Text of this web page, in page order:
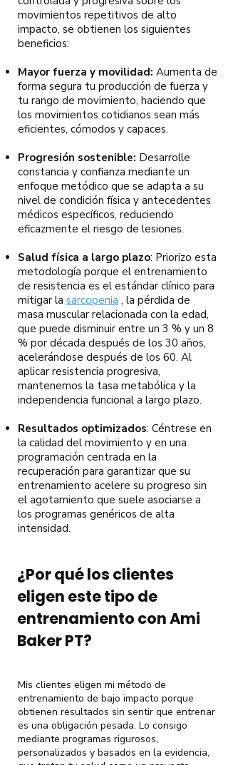
movimientos repetitivos de alto
impacto, se obtienen los siguientes
beneficios:
Mayor fuerza y movilidad: Aumenta de
forma segura tu producción de fuerza y
tu rango de movimiento, haciendo que
los movimientos cotidianos sean más
eficientes, cómodos y capaces.
Progresión sostenible: Desarrolle
constancia y confianza mediante un
enfoque metódico que se adapta a su
nivel de condición física y antecedentes
médicos específicos, reduciendo
eficazmente el riesgo de lesiones.
Salud física a largo plazo: Priorizo esta
metodología porque el entrenamiento
de resistencia es el estándar clínico para
mitigar la sarcopenia , la pérdida de
masa muscular relacionada con la edad,
que puede disminuir entre un 3 % y un 8
% por década después de los 30 años,
acelerándose después de los 60. Al
aplicar resistencia progresiva,
mantenemos la tasa metabólica y la
independencia funcional a largo plazo.
Resultados optimizados: Céntrese en
la calidad del movimiento y en una
programación centrada en la
recuperación para garantizar que su
entrenamiento acelere su progreso sin
el agotamiento que suele asociarse a
los programas genéricos de alta
intensidad.
¿Por qué los clientes
eligen este tipo de
entrenamiento con Ami
Baker PT?
Mis clientes eligen mi método de
entrenamiento de bajo impacto porque
obtienen resultados sin sentir que entrenar
es una obligación pesada. Lo consigo
mediante programas rigurosos,
personalizados y basados en la evidencia,